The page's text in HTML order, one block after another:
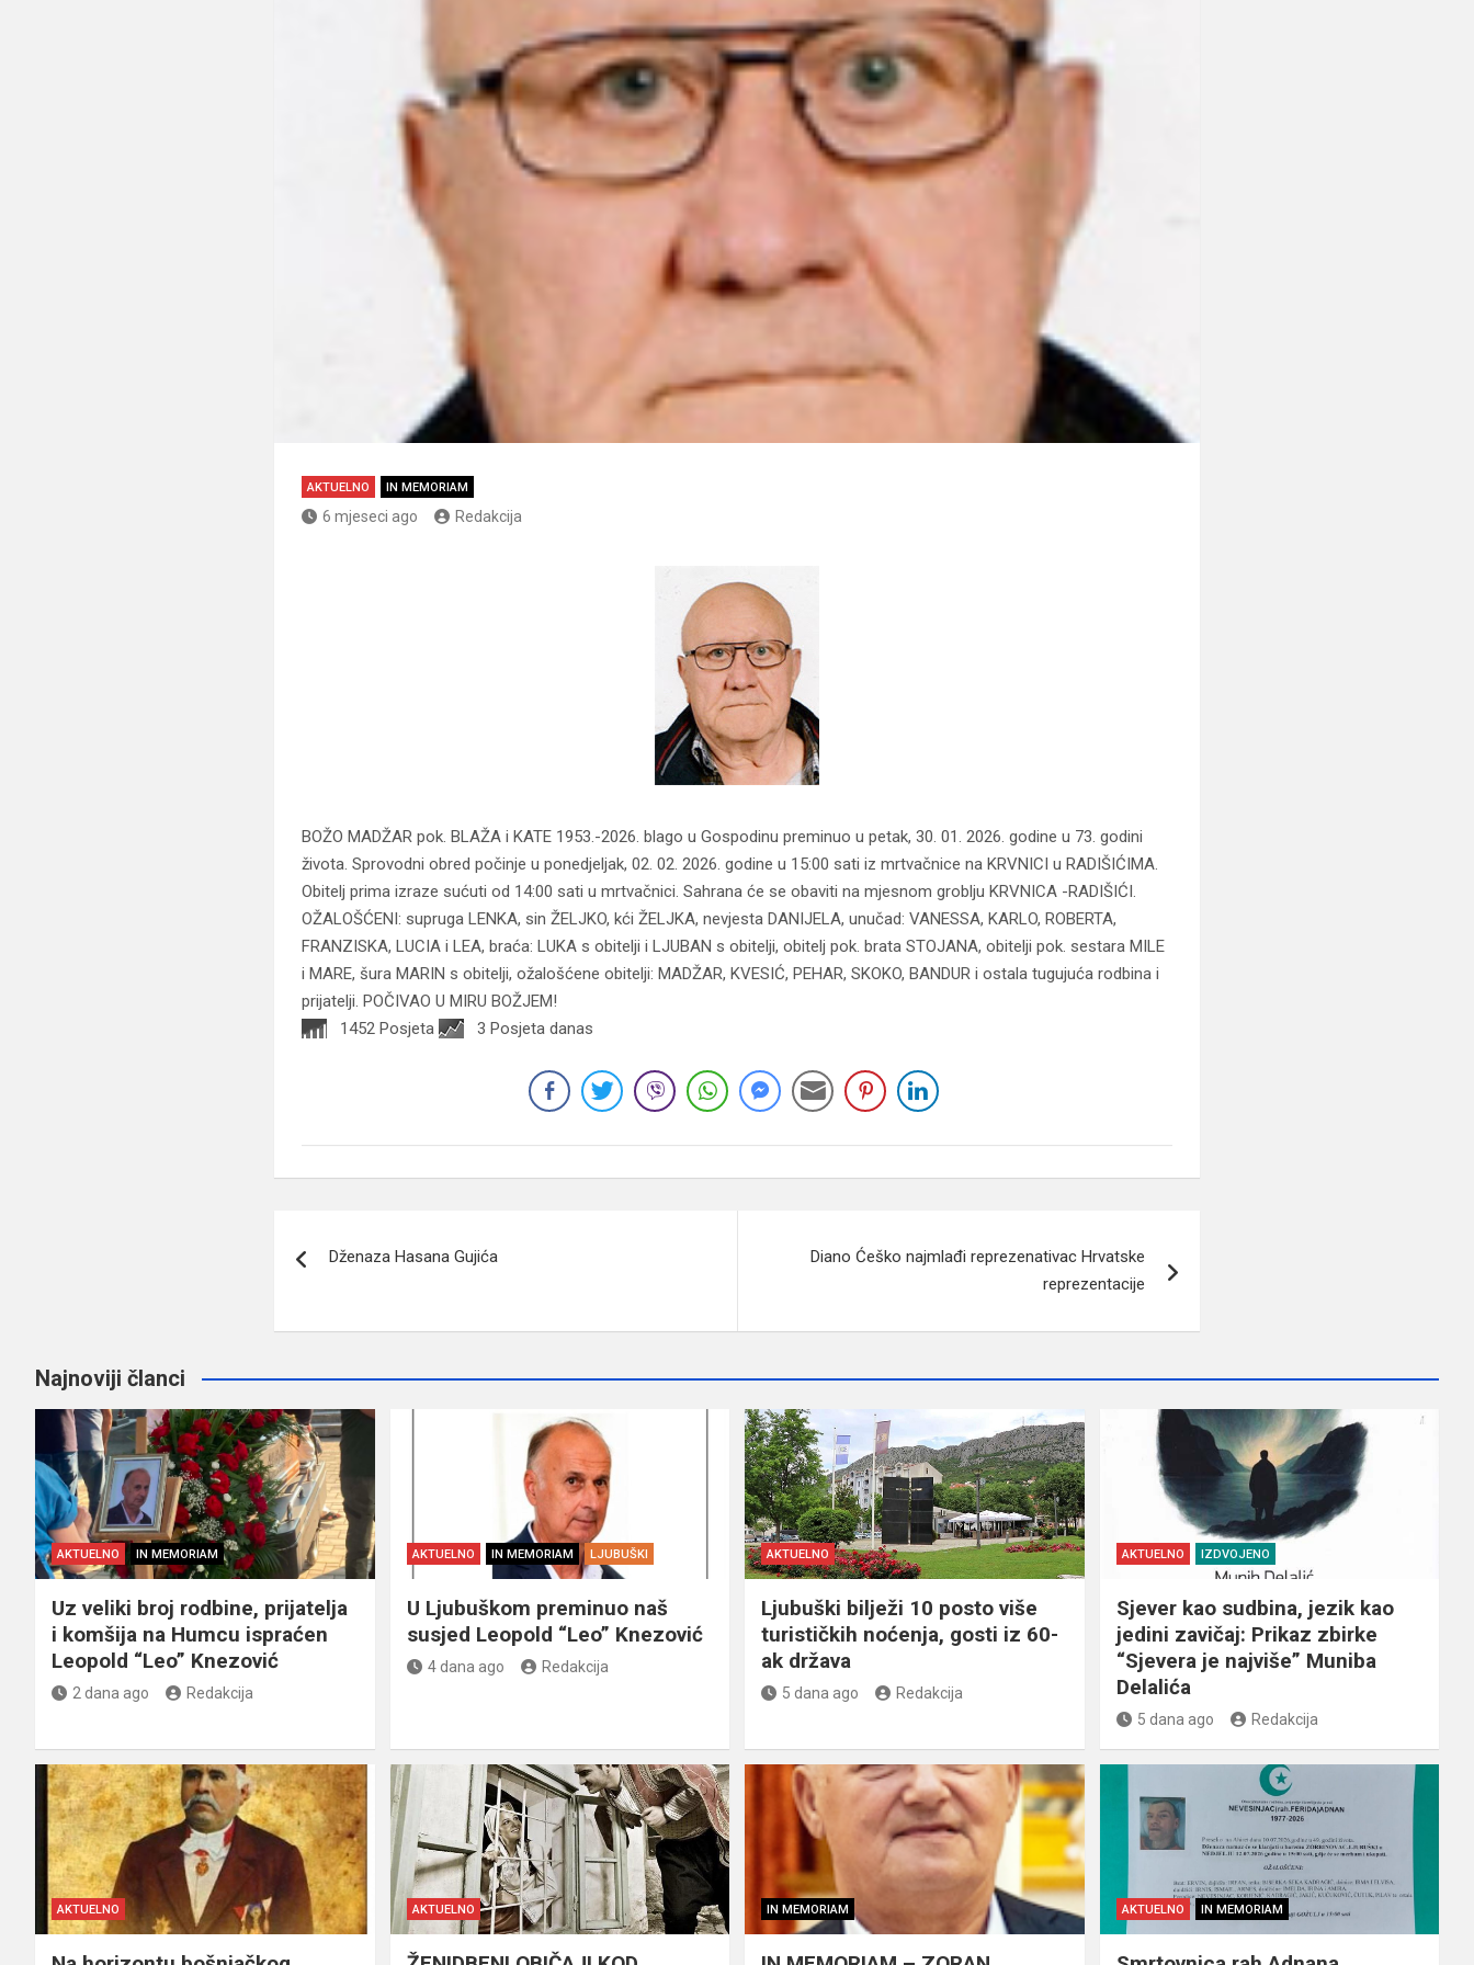
AKTUELNO IN MEMORIAM
6 mjeseci ago Redakcija
BOŽO MADŽAR pok. BLAŽA i KATE 1953.-2026. blago u Gospodinu preminuo u petak, 30. 01. 2026. godine u 73. godini
života. Sprovodni obred počinje u ponedjeljak, 02. 02. 2026. godine u 15:00 sati iz mrtvačnice na KRVNICI u RADIŠIĆIMA.
Obitelj prima izraze sućuti od 14:00 sati u mrtvačnici. Sahrana će se obaviti na mjesnom groblju KRVNICA -RADIŠIĆI.
OŽALOŠĆENI: supruga LENKA, sin ŽELJKO, kći ŽELJKA, nevjesta DANIJELA, unučad: VANESSA, KARLO, ROBERTA,
FRANZISKA, LUCIA i LEA, braća: LUKA s obitelji i LJUBAN s obitelji, obitelj pok. brata STOJANA, obitelji pok. sestara MILE
i MARE, šura MARIN s obitelji, ožalošćene obitelji: MADŽAR, KVESIĆ, PEHAR, SKOKO, BANDUR i ostala tugujuća rodbina i
prijatelji. POČIVAO U MIRU BOŽJEM!
1452 Posjeta
3 Posjeta danas
članaka
Dženaza Hasana Gujića
Diano Ćeško najmlađi reprezenativac Hrvatske
reprezentacije
Najnoviji članci
AKTUELNO IN MEMORIAM
Uz veliki broj rodbine, prijatelja
i komšija na Humcu ispraćen
Leopold “Leo” Knezović
2 dana ago Redakcija
AKTUELNO IN MEMORIAM LJUBUŠKI
U Ljubuškom preminuo naš
susjed Leopold “Leo” Knezović
4 dana ago Redakcija
AKTUELNO
Ljubuški bilježi 10 posto više
turističkih noćenja, gosti iz 60-
ak država
5 dana ago Redakcija
AKTUELNO IZDVOJENO
Sjever kao sudbina, jezik kao
jedini zavičaj: Prikaz zbirke
“Sjevera je najviše” Muniba
Delalića
5 dana ago Redakcija
AKTUELNO AKTUELNO IN MEMORIAM AKTUELNO IN MEMORIAM